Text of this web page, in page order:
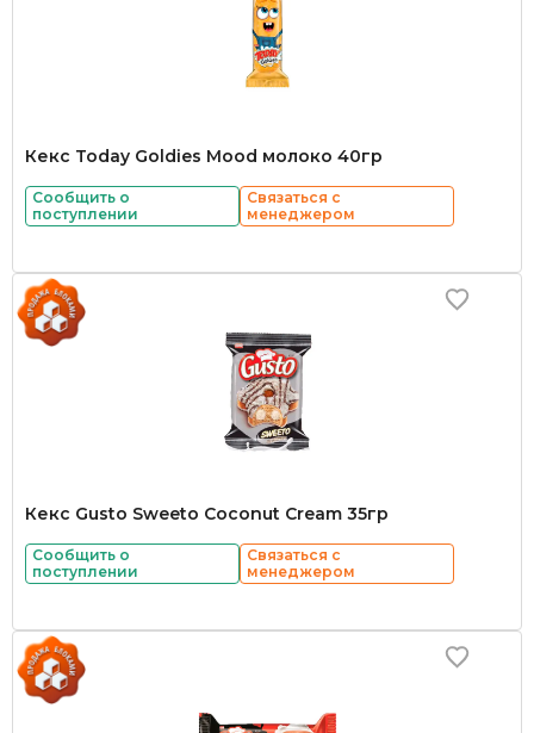
Кекс Today Goldies Mood молоко 40гр
Сообщить о
поступлении
Связаться с
менеджером
Кекс Gusto Sweeto Coconut Cream 35гр
Сообщить о
поступлении
Связаться с
менеджером